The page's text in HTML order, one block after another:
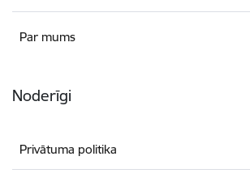
Par mums
Noderīgi
Privātuma politika